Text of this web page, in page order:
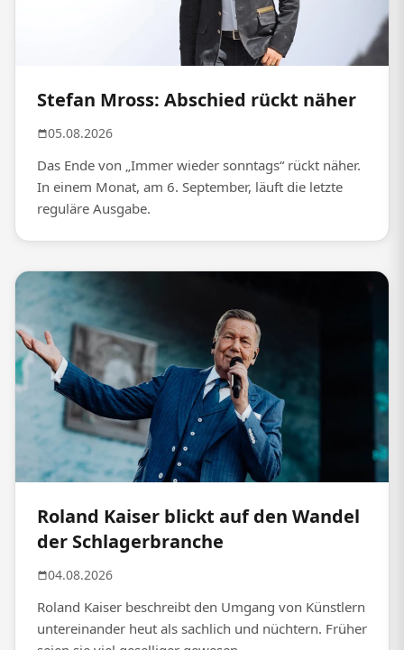
Stefan Mross: Abschied rückt näher
05.08.2026
Das Ende von „Immer wieder sonntags“ rückt näher.
In einem Monat, am 6. September, läuft die letzte
reguläre Ausgabe.
Roland Kaiser blickt auf den Wandel
der Schlagerbranche
04.08.2026
Roland Kaiser beschreibt den Umgang von Künstlern
untereinander heut als sachlich und nüchtern. Früher